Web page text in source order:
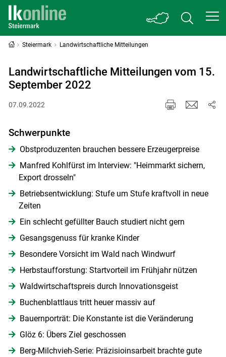
Steiermark Landwirtschaftliche Mitteilungen
Landwirtschaftliche Mitteilungen vom 15.
September 2022
07.09.2022
Schwerpunkte
Obstproduzenten brauchen bessere Erzeugerpreise
Manfred Kohlfürst im Interview: "Heimmarkt sichern,
Export drosseln"
Betriebsentwicklung: Stufe um Stufe kraftvoll in neue
Zeiten
Ein schlecht gefüllter Bauch studiert nicht gern
Gesangsgenuss für kranke Kinder
Besondere Vorsicht im Wald nach Windwurf
Herbstaufforstung: Startvorteil im Frühjahr nützen
Waldwirtschaftspreis durch Innovationsgeist
Buchenblattlaus tritt heuer massiv auf
Bauernporträt: Die Konstante ist die Veränderung
Glöz 6: Übers Ziel geschossen
Berg-Milchvieh-Serie: Präzisioinsarbeit brachte gute